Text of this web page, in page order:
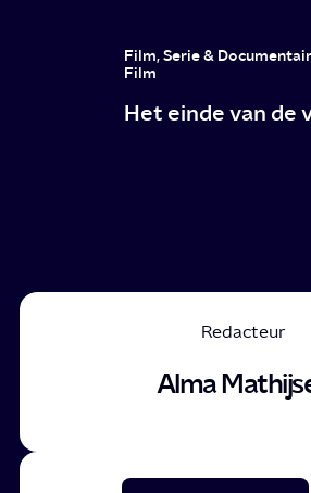
Film, Serie &
Film
Het einde van de
Redacteur
Alma